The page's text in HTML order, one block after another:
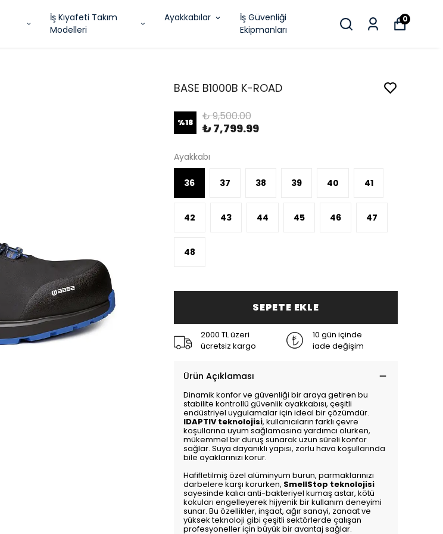
İş Kıyafeti Takım
Modelleri
Ayakkabılar
İş Güvenliği
Ekipmanları
0
BASE B1000B K-ROAD
%18 ₺ 9,500.00
₺ 7,799.99
Ayakkabı
36 37 38 39 40 41
42 43 44 45 46 47
48
SEPETE EKLE
2000 TL üzeri
ücretsiz kargo
10 gün içinde
iade değişim
Ürün Açıklaması
Dinamik konfor ve güvenliği bir araya getiren bu
stabilite kontrollü güvenlik ayakkabısı, çeşitli
endüstriyel uygulamalar için ideal bir çözümdür.
IDAPTIV teknolojisi, kullanıcıların farklı çevre
koşullarına uyum sağlamasına yardımcı olurken,
mükemmel bir duruş sunarak uzun süreli konfor
sağlar. Suya dayanıklı yapısı, zorlu hava koşullarında
bile ayaklarınızı korur.
Hafifletilmiş özel alüminyum burun, parmaklarınızı
darbelere karşı korurken, SmellStop teknolojisi
sayesinde kalıcı anti-bakteriyel kumaş astar, kötü
kokuları engelleyerek hijyenik bir kullanım deneyimi
sunar. Bu özellikler, inşaat, ağır sanayi, zanaat ve
yüksek teknoloji gibi çeşitli sektörlerde çalışan
profesyoneller için büyük bir avantaj sağlar.